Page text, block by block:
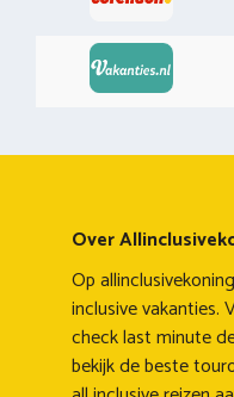
Over
Op
inclusive vakanties.
check last minute
bekijk de beste